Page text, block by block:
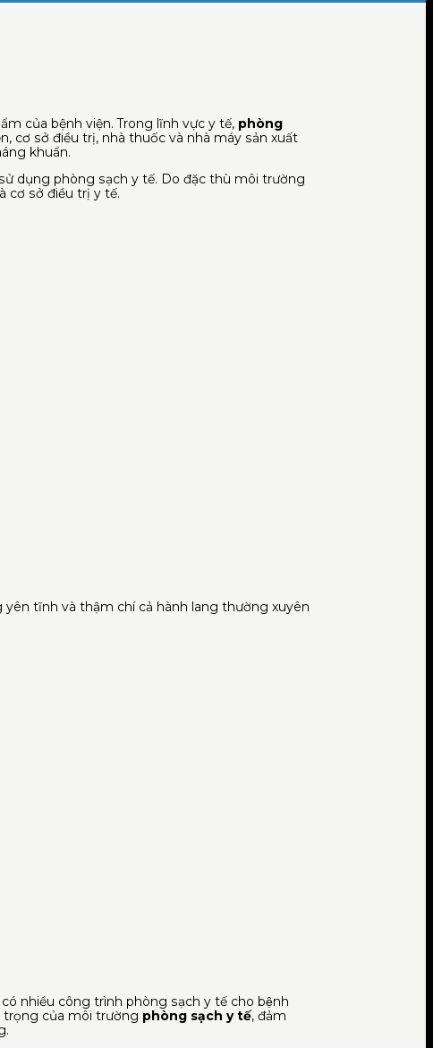
của bệnh viện. Trong lĩnh vực y tế, phòng
cơ sở điều trị, nhà thuốc và nhà máy sản xuất
khuẩn.
dụng phòng sạch y tế. Do đặc thù môi trường
cơ sở điều trị y tế.
yên tĩnh và thậm chí cả hành lang thường xuyên
nhiều công trình phòng sạch y tế cho bệnh
trọng của môi trường phòng sạch y tế, đảm